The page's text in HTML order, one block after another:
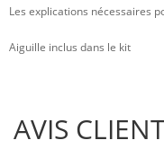
Les explications nécessaires
Aiguille inclus dans le kit
AVIS